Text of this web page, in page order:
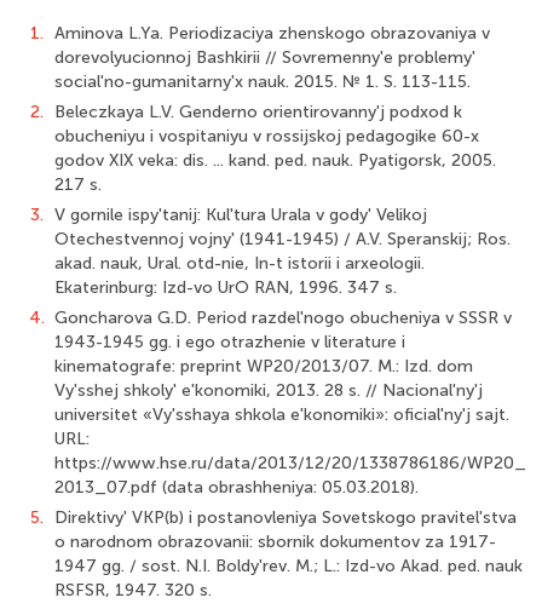
1. Aminova L.Ya. Periodizaciya zhenskogo obrazovaniya v
dorevolyucionnoj Bashkirii // Sovremenny'e problemy'
social'no-gumanitarny'x nauk. 2015. № 1. S. 113-115.
2.
Beleczkaya L.V. Genderno orientirovanny'j podxod k
obucheniyu i vospitaniyu v rossijskoj pedagogike 60-x
godov XIX veka: dis. ... kand. ped. nauk. Pyatigorsk, 2005.
217 s.
3. V gornile ispy'tanij: Kul'tura Urala v gody' Velikoj
Otechestvennoj vojny' (1941-1945) / A.V. Speranskij; Ros.
akad. nauk, Ural. otd-nie, In-t istorii i arxeologii.
Ekaterinburg: Izd-vo UrO RAN, 1996. 347 s.
4. Goncharova G.D. Period razdel'nogo obucheniya v SSSR v
1943-1945 gg. i ego otrazhenie v literature i
kinematografe: preprint WP20/2013/07. M.: Izd. dom
Vy'sshej shkoly' e'konomiki, 2013. 28 s. // Nacional'ny'j
universitet «Vy'sshaya shkola e'konomiki»: oficial'ny'j sajt.
URL:
https://www.hse.ru/data/2013/12/20/1338786186/WP20_
2013_07.pdf (data obrashheniya: 05.03.2018).
5.
Direktivy' VKP(b) i postanovleniya Sovetskogo pravitel'stva
o narodnom obrazovanii: sbornik dokumentov za 1917-
1947 gg. / sost. N.I. Boldy'rev. M.; L.: Izd-vo Akad. ped. nauk
RSFSR, 1947. 320 s.